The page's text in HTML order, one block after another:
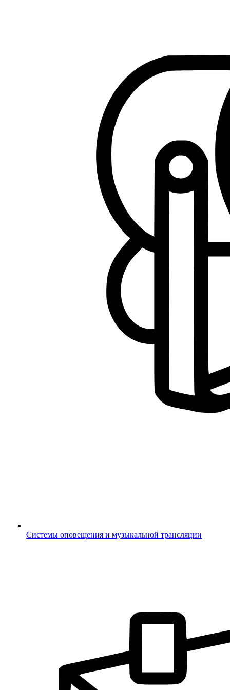
Системы оповещения и музыкальной трансляции